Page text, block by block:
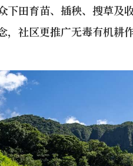
下田育苗、插秧、搜草及
社区更推广无毒有机耕